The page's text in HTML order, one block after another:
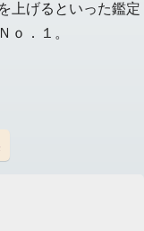
上げるといった鑑定
ｏ．１。